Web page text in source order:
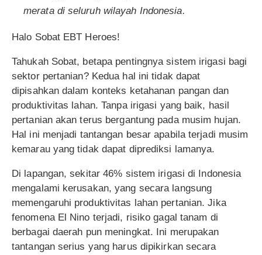
merata di seluruh wilayah Indonesia.
Halo Sobat EBT Heroes!
Tahukah Sobat, betapa pentingnya sistem irigasi bagi
sektor pertanian? Kedua hal ini tidak dapat
dipisahkan dalam konteks ketahanan pangan dan
produktivitas lahan. Tanpa irigasi yang baik, hasil
pertanian akan terus bergantung pada musim hujan.
Hal ini menjadi tantangan besar apabila terjadi musim
kemarau yang tidak dapat diprediksi lamanya.
Di lapangan, sekitar 46% sistem irigasi di Indonesia
mengalami kerusakan, yang secara langsung
memengaruhi produktivitas lahan pertanian. Jika
fenomena El Nino terjadi, risiko gagal tanam di
berbagai daerah pun meningkat. Ini merupakan
tantangan serius yang harus dipikirkan secara